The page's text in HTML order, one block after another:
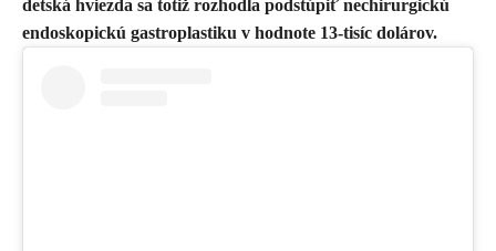
detská hviezda sa totiž rozhodla podstúpiťnechirurgickú
endoskopickú gastroplastiku v hodnote 13-tisíc dolárov.